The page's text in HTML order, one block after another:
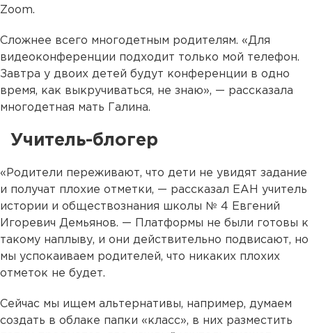
Zoom.
Сложнее всего многодетным родителям. «Для
видеоконференции подходит только мой телефон.
Завтра у двоих детей будут конференции в одно
время, как выкручиваться, не знаю», — рассказала
многодетная мать Галина.
Учитель-блогер
«Родители переживают, что дети не увидят задание
и получат плохие отметки, — рассказал ЕАН учитель
истории и обществознания школы № 4 Евгений
Игоревич Демьянов. — Платформы не были готовы к
такому наплыву, и они действительно подвисают, но
мы успокаиваем родителей, что никаких плохих
отметок не будет.
Сейчас мы ищем альтернативы, например, думаем
создать в облаке папки «класс», в них разместить